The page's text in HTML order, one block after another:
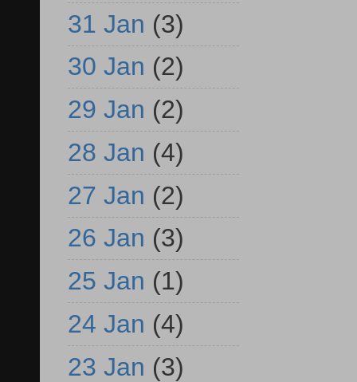
31 Jan (3)
30 Jan (2)
29 Jan (2)
28 Jan (4)
27 Jan (2)
26 Jan (3)
25 Jan (1)
24 Jan (4)
23 Jan (3)